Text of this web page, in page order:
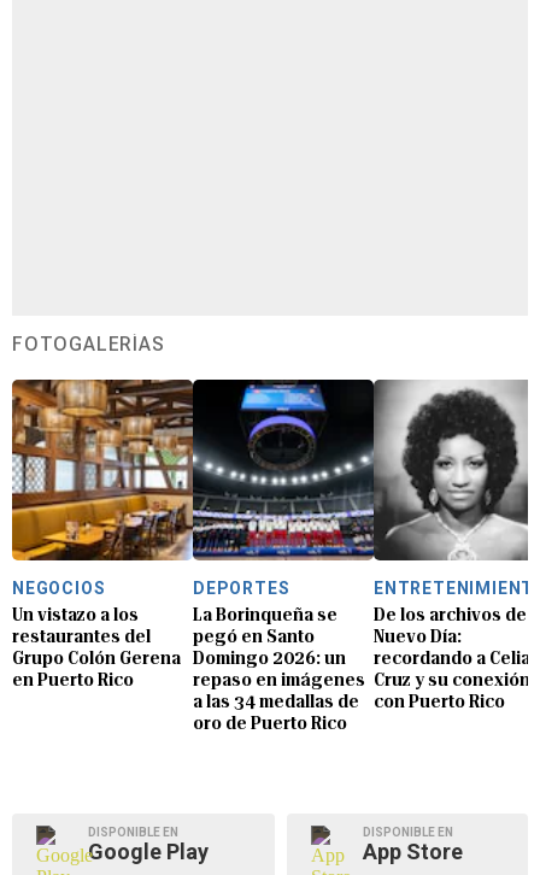
FOTOGALERÍAS
NEGOCIOS
Un vistazo a los
restaurantes del
Grupo Colón Gerena
en Puerto Rico
DEPORTES
La Borinqueña se
pegó en Santo
Domingo 2026: un
repaso en imágenes
a las 34 medallas de
oro de Puerto Rico
De los archivos de
Nuevo Día:
recordando a Celia
Cruz y su conexión
con Puerto Rico
DISPONIBLE EN
Google Play
DISPONIBLE EN
App Store